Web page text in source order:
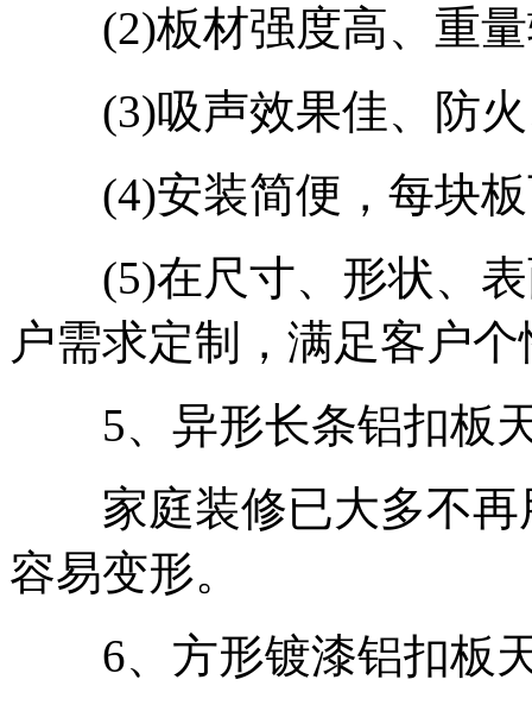
(2)板材强度高、重量
(3)吸声效果佳、防火
(4)安装简便，每块板
(5)在尺寸、形状、表
户需求定制，满足客户
5、异形长条铝扣板
家庭装修已大多不再
容易变形。
6、方形镀漆铝扣板